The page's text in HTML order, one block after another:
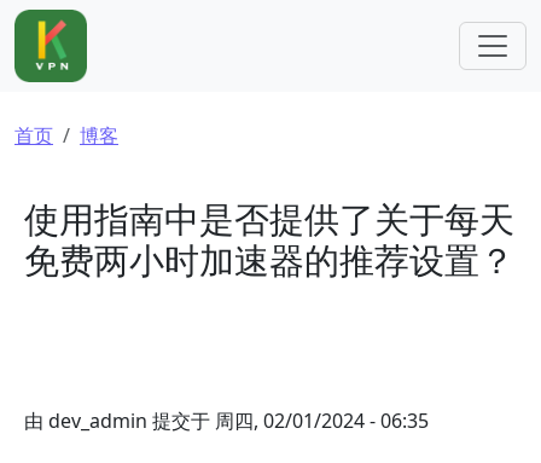
跳转到主要内容
面包屑
首页 博客
使用指南中是否提供了关于每天
免费两小时加速器的推荐设置？
由 dev_admin 提交于 周四, 02/01/2024 - 06:35